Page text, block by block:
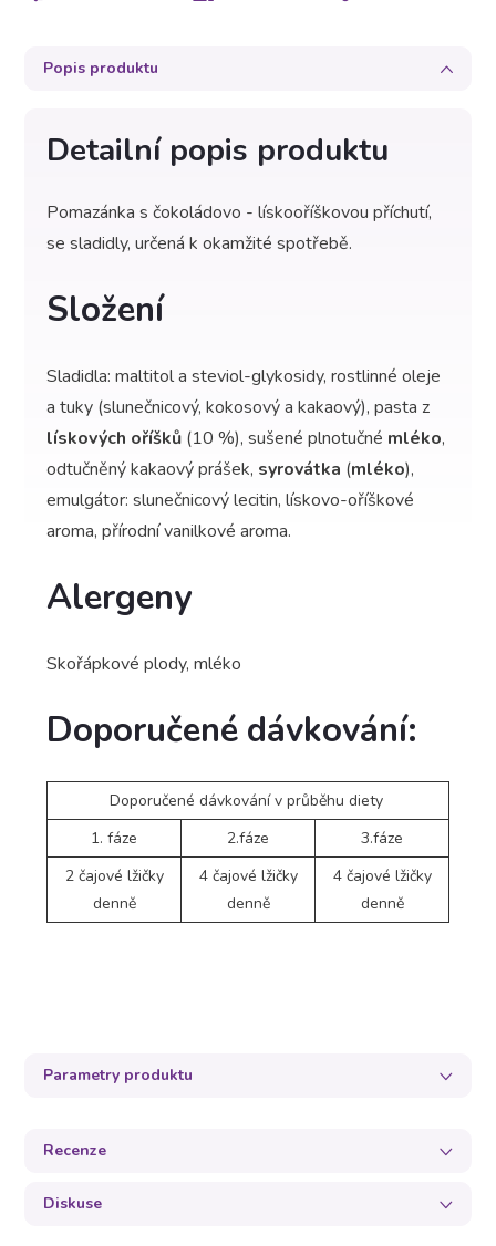
Popis produktu
Detailní popis produktu
Pomazánka s čokoládovo - lískooříškovou příchutí,
se sladidly, určená k okamžité spotřebě.
Složení
Sladidla: maltitol a steviol-glykosidy, rostlinné oleje
a tuky (slunečnicový, kokosový a kakaový), pasta z
lískových oříšků (10 %), sušené plnotučné mléko,
odtučněný kakaový prášek, syrovátka (mléko),
emulgátor: slunečnicový lecitin, lískovo-oříškové
aroma, přírodní vanilkové aroma.
Alergeny
Skořápkové plody, mléko
Doporučené dávkování:
Doporučené dávkování v průběhu diety
1. fáze
2.fáze
3.fáze
2 čajové lžičky
denně
4 čajové lžičky
denně
4 čajové lžičky
denně
Parametry produktu
Recenze
Diskuse